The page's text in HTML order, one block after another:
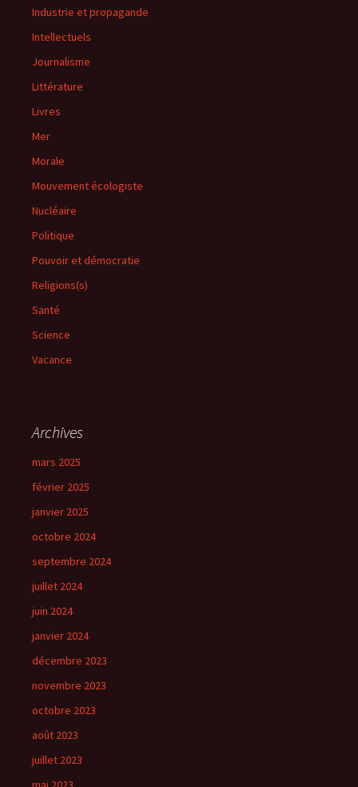
Industrie et propagande
Intellectuels
Journalisme
Littérature
Livres
Mer
Morale
Mouvement écologiste
Nucléaire
Politique
Pouvoir et démocratie
Religions(s)
Santé
Science
Vacance
Archives
mars 2025
février 2025
janvier 2025
octobre 2024
septembre 2024
juillet 2024
juin 2024
janvier 2024
décembre 2023
novembre 2023
octobre 2023
août 2023
juillet 2023